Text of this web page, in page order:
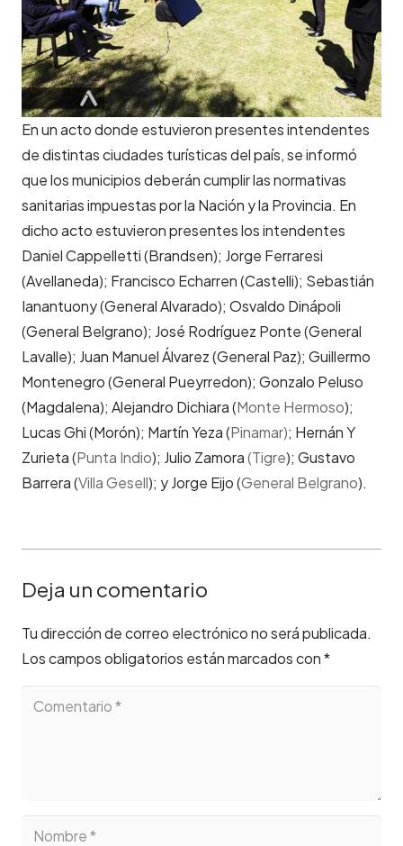
En un acto donde estuvieron presentes intendentes
de distintas ciudades turísticas del país, se informó
que los municipios deberán cumplir las normativas
sanitarias impuestas por la Nación y la Provincia. En
dicho acto estuvieron presentes los intendentes
Daniel Cappelletti (Brandsen); Jorge Ferraresi
(Avellaneda); Francisco Echarren (Castelli); Sebastián
Ianantuony (General Alvarado); Osvaldo Dinápoli
(General Belgrano); José Rodríguez Ponte (General
Lavalle); Juan Manuel Álvarez (General Paz); Guillermo
Montenegro (General Pueyrredon); Gonzalo Peluso
(Magdalena); Alejandro Dichiara (Monte Hermoso);
Lucas Ghi (Morón); Martín Yeza (Pinamar); Hernán Y
Zurieta (Punta Indio); Julio Zamora(Tigre); Gustavo
Barrera (Villa Gesell); y Jorge Eijo (General Belgrano).
Deja un comentario
Tu dirección de correo electrónico no será publicada.
Los campos obligatorios están marcados con*